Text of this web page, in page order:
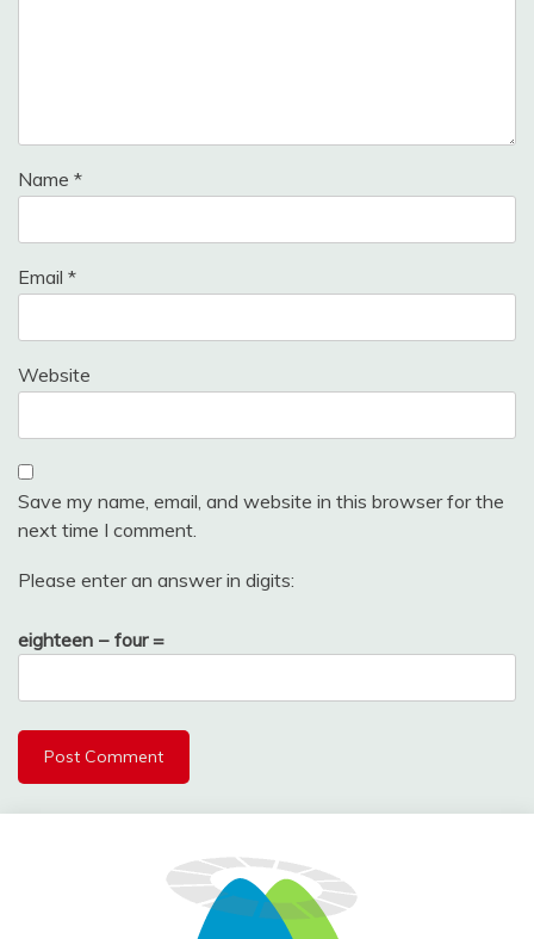
Name *
Email *
Website
Save my name, email, and website in this browser for the
next time I comment.
Please enter an answer in digits:
eighteen − four =